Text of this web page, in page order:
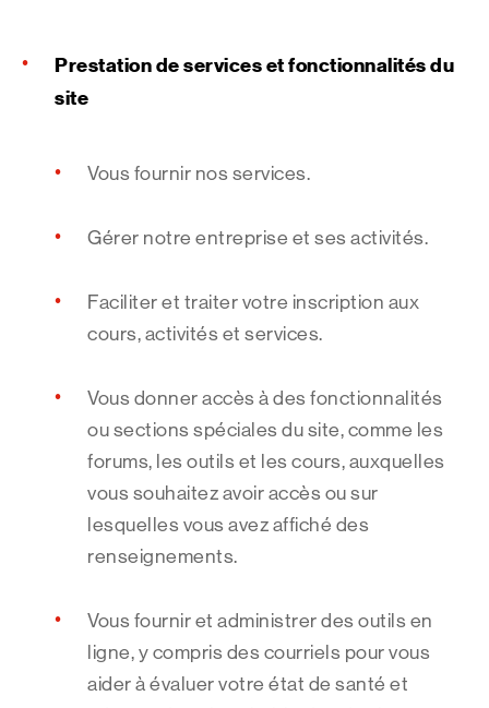
Prestation de services et fonctionnalités du
site
Vous fournir nos services.
Gérer notre entreprise et ses activités.
Faciliter et traiter votre inscription aux
cours, activités et services.
Vous donner accès à des fonctionnalités
ou sections spéciales du site, comme les
forums, les outils et les cours, auxquelles
vous souhaitez avoir accès ou sur
lesquelles vous avez affiché des
renseignements.
Vous fournir et administrer des outils en
ligne, y compris des courriels pour vous
aider à évaluer votre état de santé et